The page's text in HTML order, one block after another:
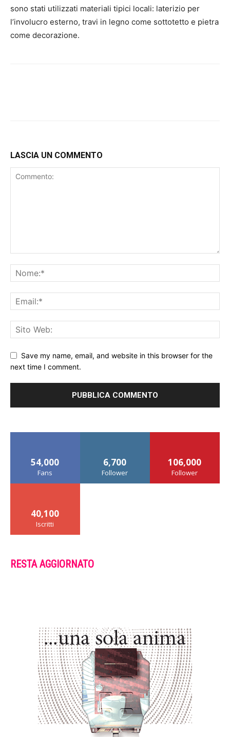
sono stati utilizzati materiali tipici locali: laterizio per
l’involucro esterno, travi in legno come sottotetto e pietra
come decorazione.
LASCIA UN COMMENTO
Save my name, email, and website in this browser for the
next time I comment.
54,000
Fans
6,700
Follower
106,000
Follower
40,100
Iscritti
RESTA AGGIORNATO